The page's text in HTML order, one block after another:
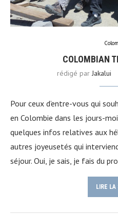
COLOMBIAN
rédigé par Jakalui
Pour ceux d’entre-vous qui
en Colombie dans les jours-
quelques infos relatives aux
autres joyeusetés qui
séjour. Oui, je sais, je fais du
LIRE LA